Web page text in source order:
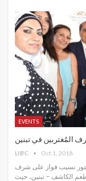
EVENTS
المُغتربين في تبنين
LIBC Oct 1, 2018
نسيب فواز على شرف